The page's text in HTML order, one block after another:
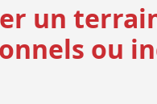
un
ou